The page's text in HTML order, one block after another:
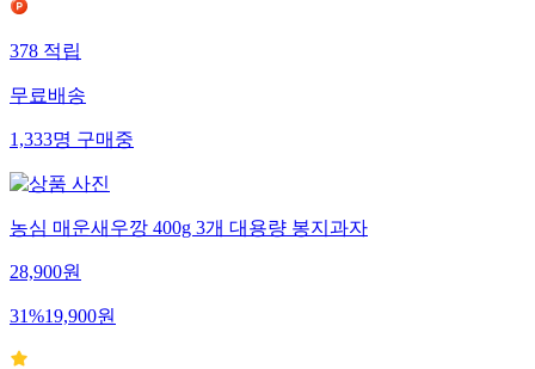
378적립
무료배송
1,333명구매중
농심 매운새우깡 400g 3개 대용량 봉지과자
28,900원
31%19,900원